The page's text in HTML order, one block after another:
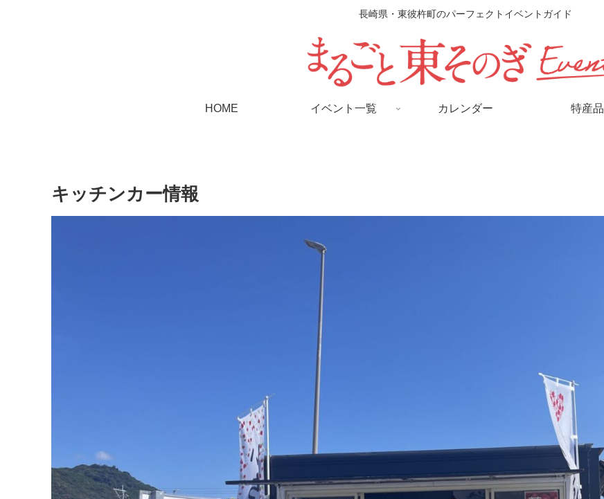
長崎県・東彼杵町のパーフェクトイベントガイド
HOME イベント一覧 カレンダー 特産品
キッチンカー情報